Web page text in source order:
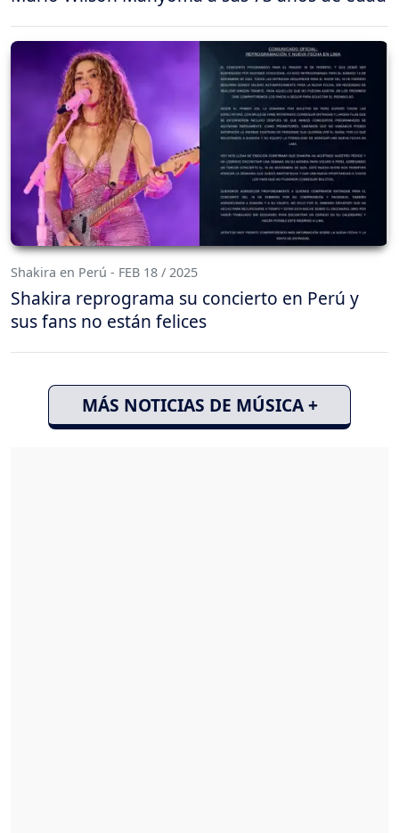
Shakira en Perú - FEB 18 / 2025
Shakira reprograma su concierto en Perú y
sus fans no están felices
MÁS NOTICIAS DE MÚSICA +